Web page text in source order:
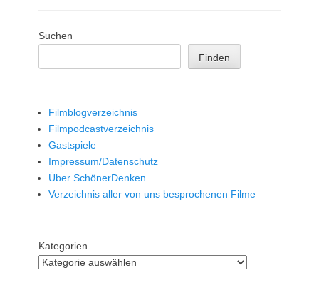
Suchen
Finden
Filmblogverzeichnis
Filmpodcastverzeichnis
Gastspiele
Impressum/Datenschutz
Über SchönerDenken
Verzeichnis aller von uns besprochenen Filme
Kategorien